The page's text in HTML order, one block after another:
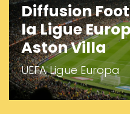
Diffusion
la Ligue
Aston Villa
UEFA Ligue Europa